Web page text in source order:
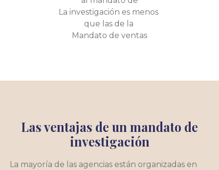
La investigación es menos
que las de la
Mandato de ventas
Las ventajas de un mandato de
investigación
La mayoría de las agencias están organizadas en